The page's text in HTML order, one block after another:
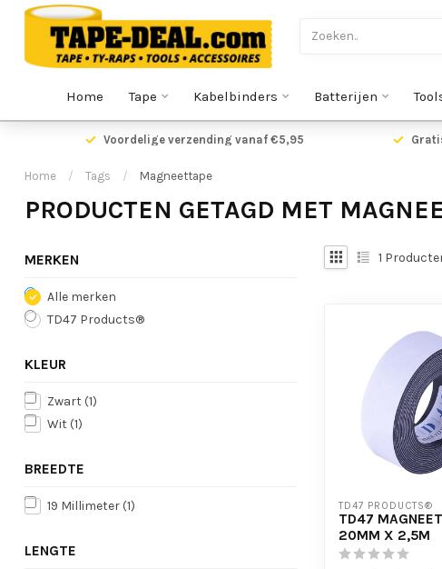
Home Tape Kabelbinders Batterijen
Voordelige verzending vanaf €5,95
Home / Tags / Magneettape
PRODUCTEN GETAGD MET
MERKEN
Alle merken
TD47 Products®
KLEUR
Zwart (1)
Wit (1)
BREEDTE
19 Millimeter (1)
LENGTE
1
TD47 PRODUCTS®
TD47
20MM X 2,5M